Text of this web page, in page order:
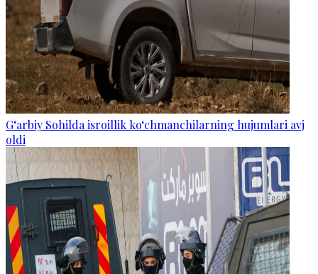
G‘arbiy Sohilda isroillik ko‘chmanchilarning hujumlari avj
oldi